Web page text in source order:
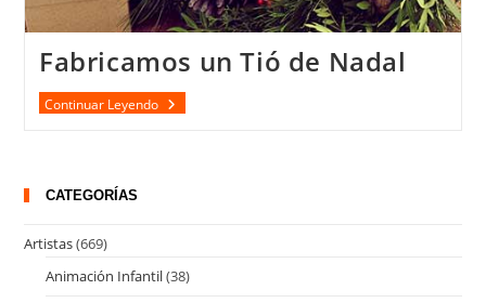
Fabricamos un Tió de Nadal
Continuar LeyendoFabricamos
CATEGORÍAS
Artistas(669)
Animación Infantil(38)